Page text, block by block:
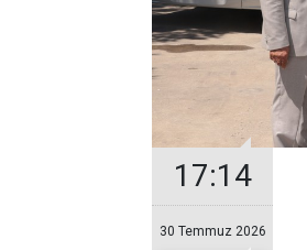
17:14
30 Temmuz 2026